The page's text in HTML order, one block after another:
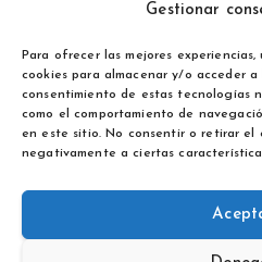
Gestionar
Para ofrecer las mejores
cookies para almacenar y/o acceder
consentimiento de estas tecnologías
como el comportamiento de
en este sitio. No consentir o retirar el
negativamente a ciertas
Aviso legal
Política de privacidad